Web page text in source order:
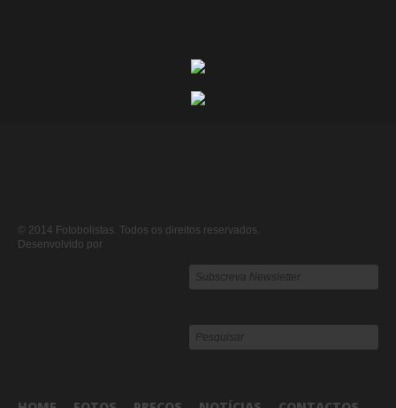
© 2014 Fotobolistas. Todos os direitos reservados.
Desenvolvido por